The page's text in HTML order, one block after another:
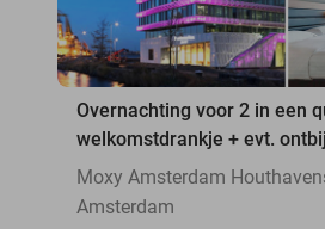
Overnachting voor 2 in een
welkomstdrankje + evt.
Moxy Amsterdam
Amsterdam